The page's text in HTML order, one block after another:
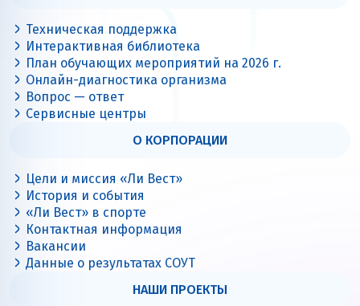
Техническая поддержка
Интерактивная библиотека
План обучающих мероприятий на 2026 г.
Онлайн-диагностика организма
Вопрос — ответ
Сервисные центры
О КОРПОРАЦИИ
Цели и миссия «Ли Вест»
История и события
«Ли Вест» в спорте
Контактная информация
Вакансии
Данные о результатах СОУТ
НАШИ ПРОЕКТЫ